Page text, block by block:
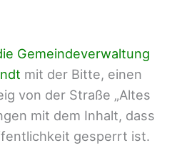
Gemeindeverwaltung
mit der Bitte, einen
von der Straße „Altes
mit dem Inhalt, dass
gesperrt ist.